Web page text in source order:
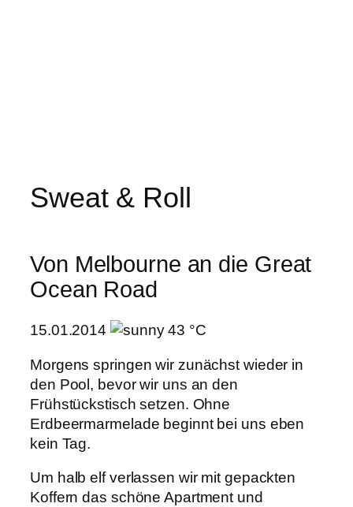
Sweat & Roll
Von Melbourne an die Great
Ocean Road
15.01.2014 43 °C
Morgens springen wir zunächst wieder in
den Pool, bevor wir uns an den
Frühstückstisch setzen. Ohne
Erdbeermarmelade beginnt bei uns eben
kein Tag.
Um halb elf verlassen wir mit gepackten
Koffern das schöne Apartment und